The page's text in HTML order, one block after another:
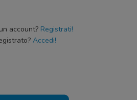
account? Registrati!
Accedi!